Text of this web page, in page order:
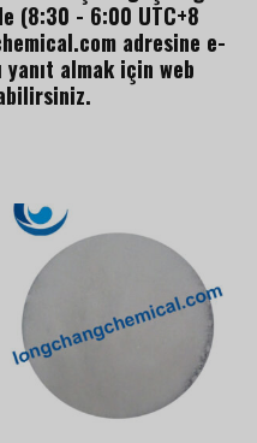
(8:30 - 6:00 UTC+8
adresine e-
almak için web